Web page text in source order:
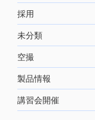
採用
未分類
空撮
製品情報
講習会開催